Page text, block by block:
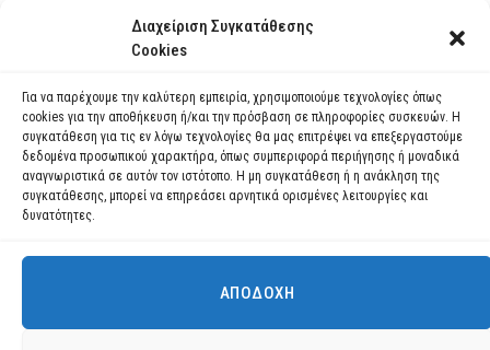
Διαχείριση Συγκατάθεσης
Cookies
Για να παρέχουμε την καλύτερη εμπειρία, χρησιμοποιούμε τεχνολογίες όπως
cookies για την αποθήκευση ή/και την πρόσβαση σε πληροφορίες συσκευών. Η
συγκατάθεση για τις εν λόγω τεχνολογίες θα μας επιτρέψει να επεξεργαστούμε
δεδομένα προσωπικού χαρακτήρα, όπως συμπεριφορά περιήγησης ή μοναδικά
αναγνωριστικά σε αυτόν τον ιστότοπο. Η μη συγκατάθεση ή η ανάκληση της
συγκατάθεσης, μπορεί να επηρεάσει αρνητικά ορισμένες λειτουργίες και
δυνατότητες.
ΑΠΟΔΟΧΉ
ΔΙΑΒΆΣΤΕ ΠΕΡΙΣΣΌΤΕΡΑ
Χρησιμοποιούμε cookies για να σας προσφέρουμε τη βέλτιστη εμπειρία
πλοήγησης στον ιστότοπό μας.